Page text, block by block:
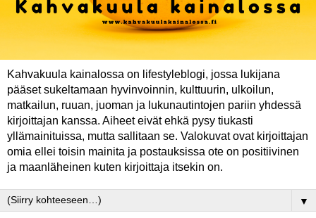
Kahvakuula kainalossa on lifestyleblogi, jossa lukijana
pääset sukeltamaan hyvinvoinnin, kulttuurin, ulkoilun,
matkailun, ruuan, juoman ja lukunautintojen pariin yhdessä
kirjoittajan kanssa. Aiheet eivät ehkä pysy tiukasti
yllämainituissa, mutta sallitaan se. Valokuvat ovat kirjoittajan
omia ellei toisin mainita ja postauksissa ote on positiivinen
ja maanläheinen kuten kirjoittaja itsekin on.
▼